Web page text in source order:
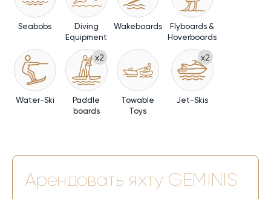
Seabobs
Diving
Equipment
Wakeboards
Flyboards &
Hoverboards
Water-Ski
x2
Paddle
boards
Towable
Toys
x2
Jet-Skis
Арендовать яхту GEMINIS